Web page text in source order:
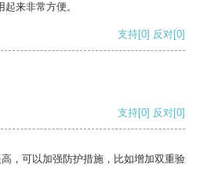
来非常方便。
支持[0] 反对[0]
支持[0] 反对[0]
，可以加强防护措施，比如增加双重验